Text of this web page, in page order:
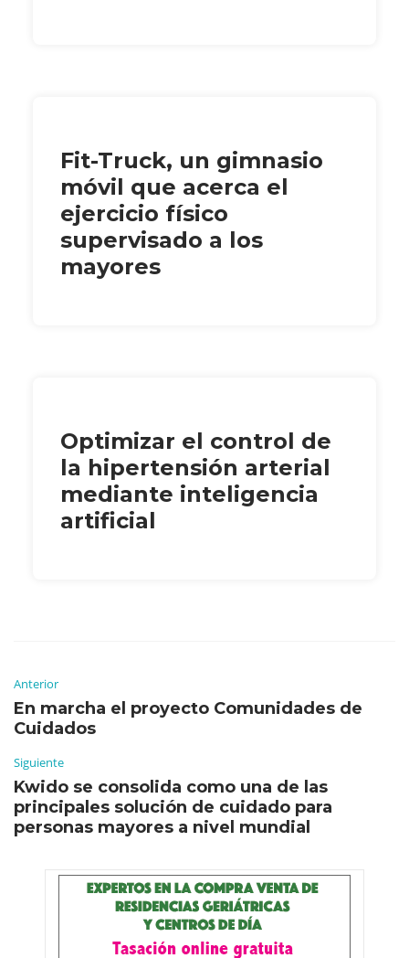
Fit-Truck, un gimnasio
móvil que acerca el
ejercicio físico
supervisado a los
mayores
Optimizar el control de
la hipertensión arterial
mediante inteligencia
artificial
Anterior
En marcha el proyecto Comunidades de
Cuidados
Siguiente
Kwido se consolida como una de las
principales solución de cuidado para
personas mayores a nivel mundial